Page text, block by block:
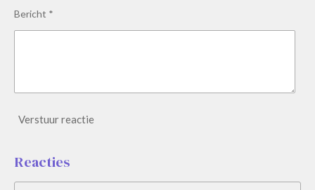
Bericht *
Verstuur reactie
Reacties